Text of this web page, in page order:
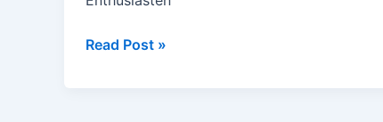
Compilations
Read Post »